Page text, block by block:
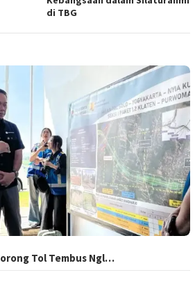
di TBG
Tol Tembus Ngl…